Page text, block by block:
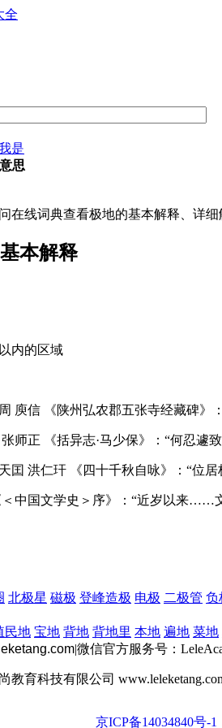
全
是
思
在线词典查看极地的基本解释、详
基本解释
内的区域
庾信 《陕州弘农郡五张寺经藏碑》
师正 《括异志·马少保》：“何忍遽
囯 洪仁玕 《四十千秋自咏》：“位
中国文学史＞序》：“近岁以来……
北极星 磁极 登峰造极 电极 二极管 负
民地 宝地 背地 背地里 本地 遍地 菜地
|微信官方服务号：
教育科技有限公司
京ICP备14034840号-1